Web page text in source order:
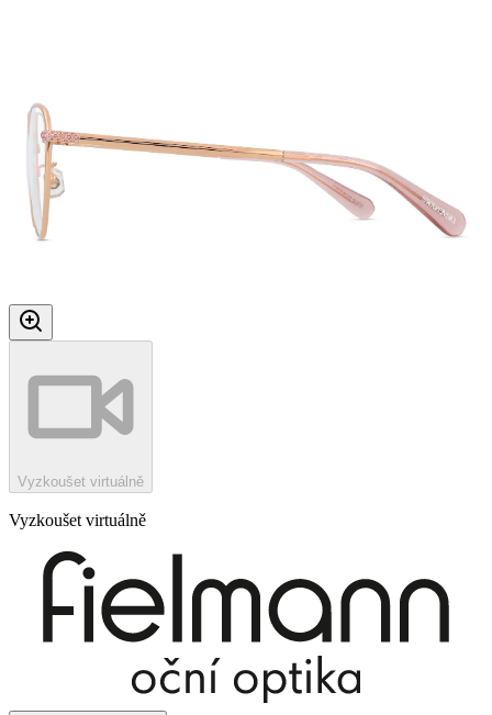
Vyzkoušet virtuálně
Vyzkoušet virtuálně